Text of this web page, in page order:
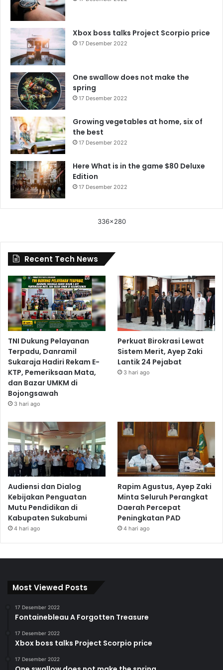
Xbox boss talks Project Scorpio price
17 Desember 2022
One swallow does not make the
spring
17 Desember 2022
Growing vegetables at home, six of
the best
17 Desember 2022
Here What is in the game $80 Deluxe
Edition
17 Desember 2022
336x280
Recent Tech News
TNI Dukung Pelayanan
Terpadu, Danramil
Sukaraja Hadiri Rekam E-
KTP, Pemeriksaan Mata,
dan Bazar UMKM di
Bojongsawah
3 hari ago
Perkuat Birokrasi Lewat
Sistem Merit, Ayep Zaki
Lantik 24 Pejabat
3 hari ago
Audiensi dan Dialog
Kebijakan Penguatan
Mutu Pendidikan di
Kabupaten Sukabumi
4 hari ago
Rapim Agustus, Ayep Zaki
Minta Seluruh Perangkat
Daerah Percepat
Peningkatan PAD
4 hari ago
Most Viewed Posts
17 Desember 2022
Fontainebleau A Forgotten Treasure
17 Desember 2022
Xbox boss talks Project Scorpio price
17 Desember 2022